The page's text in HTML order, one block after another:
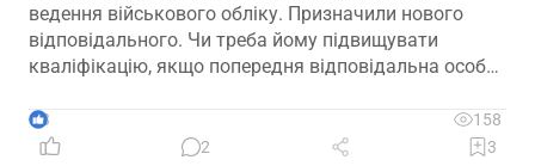
ведення військового обліку. Призначили нового
відповідального. Чи треба йому підвищувати
кваліфікацію, якщо попередня відповідальна особа
3
158
2
3